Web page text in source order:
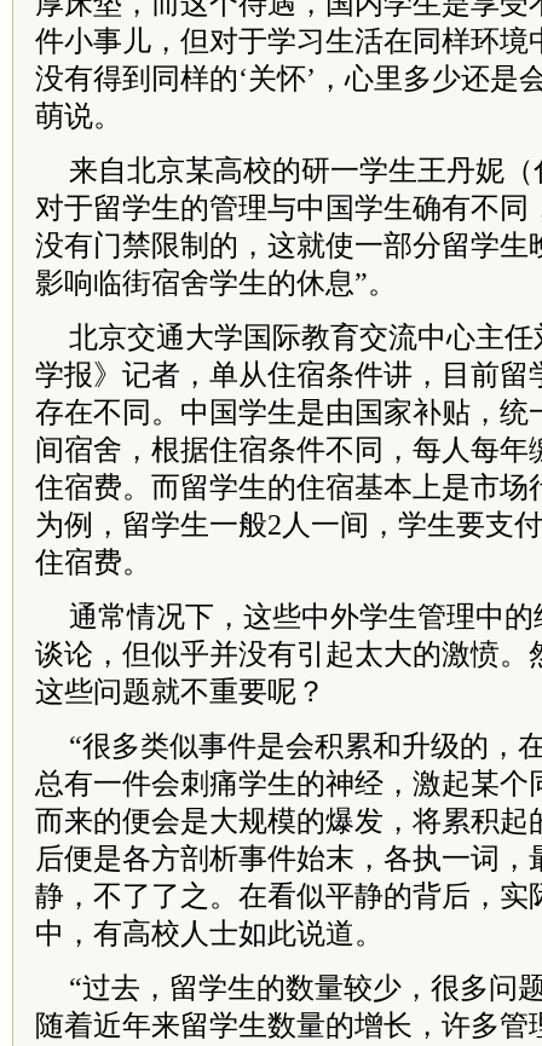
件小事儿，但对于学习生活在同样环境
没有得到同样的‘关怀’，心里多少还是
萌说。
来自北京某高校的研一学生王丹妮
对于留学生的管理与中国学生确有不同
没有门禁限制的，这就使一部分留学生
影响临街宿舍学生的休息”。
北京交通大学国际教育交流中心主
学报》记者，单从住宿条件讲，目前留
存在不同。中国学生是由国家补贴，统
间宿舍，根据住宿条件不同，每人每年
住宿费。而留学生的住宿基本上是市场
为例，留学生一般2人一间，学生要支
住宿费。
通常情况下，这些中外学生管理中
谈论，但似乎并没有引起太大的激愤。
这些问题就不重要呢？
“很多类似事件是会积累和升级的，
总有一件会刺痛学生的神经，激起某个
而来的便会是大规模的爆发，将累积起
后便是各方剖析事件始末，各执一词，
静，不了了之。在看似平静的背后，实
中，有高校人士如此说道。
“过去，留学生的数量较少，很多问
随着近年来留学生数量的增长，许多管